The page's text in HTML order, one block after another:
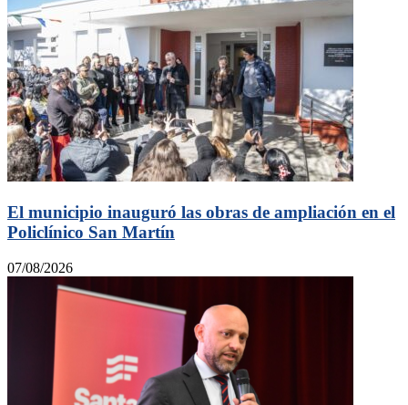
El municipio inauguró las obras de ampliación en el
Policlínico San Martín
07/08/2026